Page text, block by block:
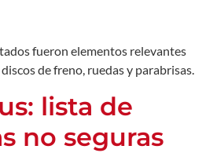
fueron elementos relevantes
de freno, ruedas y parabrisas.
lista de
no seguras